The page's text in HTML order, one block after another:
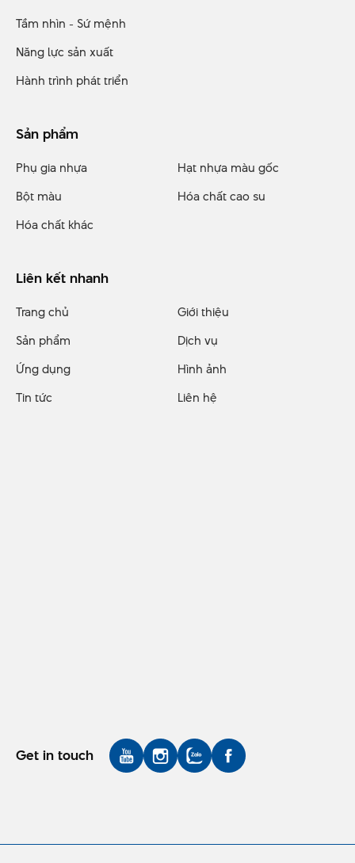
Tầm nhìn - Sứ mệnh
Năng lực sản xuất
Hành trình phát triển
Sản phẩm
Phụ gia nhựa
Hạt nhựa màu gốc
Bột màu
Hóa chất cao su
Hóa chất khác
Liên kết nhanh
Trang chủ
Giới thiệu
Sản phẩm
Dịch vụ
Ứng dụng
Hình ảnh
Tin tức
Liên hệ
Get in touch